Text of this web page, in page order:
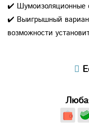
✔️ Шумоизоляционные
✔️ Выигрышный
возможности